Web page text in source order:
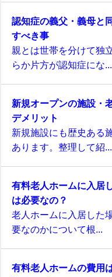
認知症の義父・義母と
すべき事
親とは世帯を分けて独
らか片方が認知症にな...
新規オープンの施設・
デメリット
新規施設にも歴史ある
あります。整理して紹...
有料老人ホームに入居
は必要なの？
老人ホームに入居した
要なのかについて根...
有料老人ホームの費用